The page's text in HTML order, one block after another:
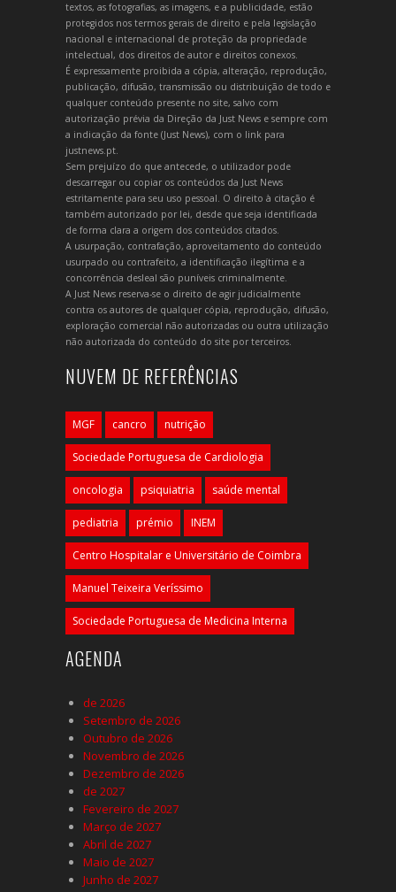
textos, as fotografias, as imagens, e a publicidade, estão
protegidos nos termos gerais de direito e pela legislação
nacional e internacional de proteção da propriedade
intelectual, dos direitos de autor e direitos conexos.
É expressamente proibida a cópia, alteração, reprodução,
publicação, difusão, transmissão ou distribuição de todo e
qualquer conteúdo presente no site, salvo com
autorização prévia da Direção da Just News e sempre com
a indicação da fonte (Just News), com o link para
justnews.pt.
Sem prejuízo do que antecede, o utilizador pode
descarregar ou copiar os conteúdos da Just News
estritamente para seu uso pessoal. O direito à citação é
também autorizado por lei, desde que seja identificada
de forma clara a origem dos conteúdos citados.
A usurpação, contrafação, aproveitamento do conteúdo
usurpado ou contrafeito, a identificação ilegítima e a
concorrência desleal são puníveis criminalmente.
A Just News reserva-se o direito de agir judicialmente
contra os autores de qualquer cópia, reprodução, difusão,
exploração comercial não autorizadas ou outra utilização
não autorizada do conteúdo do site por terceiros.
NUVEM DE REFERÊNCIAS
MGF cancro nutrição
Sociedade Portuguesa de Cardiologia
oncologia psiquiatria saúde mental
pediatria prémio INEM
Centro Hospitalar e Universitário de Coimbra
Manuel Teixeira Veríssimo
Sociedade Portuguesa de Medicina Interna
AGENDA
de 2026
Setembro de 2026
Outubro de 2026
Novembro de 2026
Dezembro de 2026
de 2027
Fevereiro de 2027
Março de 2027
Abril de 2027
Maio de 2027
Junho de 2027